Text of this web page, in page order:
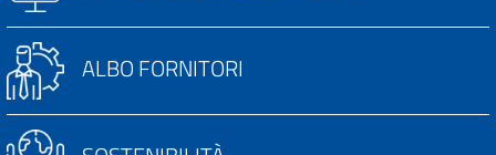
ALBO FORNITORI